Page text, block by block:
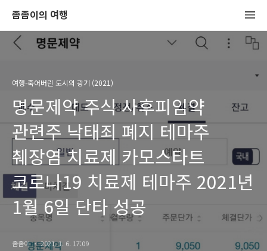
좀좀이의 여행
여행-죽어버린 도시의 광기 (2021)
명문제약 주식 사후피임약
관련주 낙태죄 폐지 테마주
췌장염 치료제 카모스타트
코로나19 치료제 테마주 2021년
1월 6일 단타 성공
좀좀이 2021. 1. 6. 17:09